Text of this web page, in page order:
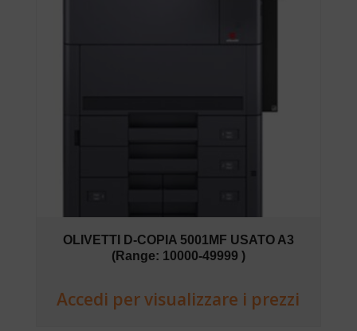
OLIVETTI D-COPIA 5001MF USATO A3
(Range: 10000-49999 )
Accedi per visualizzare i prezzi